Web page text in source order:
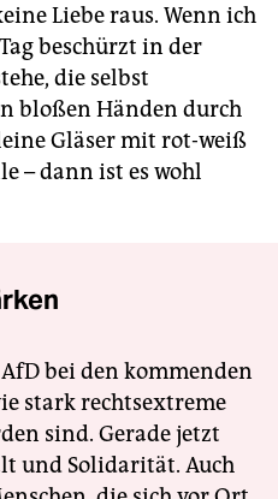
Liebe raus. Wenn ich
beschürzt in der
die selbst
bloßen Händen durch
Gläser mit rot-weiß
– dann ist es wohl
bei den kommenden
stark rechtsextreme
sind. Gerade jetzt
und Solidarität. Auch